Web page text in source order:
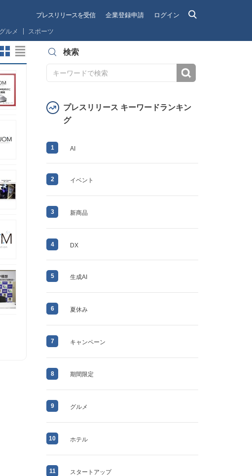
プレスリリースを受信 企業登録申請 ログイン
グルメ スポーツ
検索
プレスリリース キーワードランキン
グ
1 AI
2 イベント
3 新商品
4 DX
5 生成AI
6 夏休み
7 キャンペーン
8 期間限定
9 グルメ
10 ホテル
11 スタートアップ